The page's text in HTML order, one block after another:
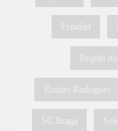
Penafiel
Região
Romão Rodrigues
SC Braga